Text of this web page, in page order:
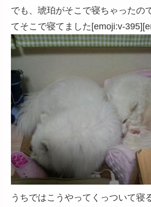
でも、琥珀がそこで寝ちゃったの
てそこで寝てました[emoji:v-
うちではこうやってくっついて寝